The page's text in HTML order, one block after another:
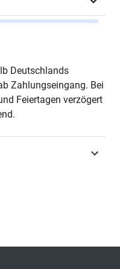
2015
Deutschlands
Zahlungseingang. Bei
Feiertagen verzögert